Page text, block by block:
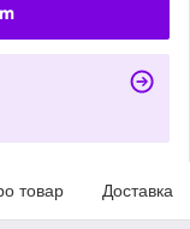
товар Доставка